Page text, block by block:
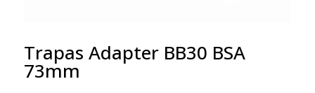
Trapas Adapter BB30 BSA
73mm